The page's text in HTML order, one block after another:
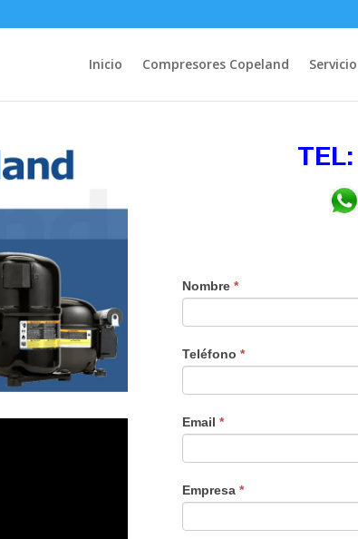
Inicio Compresores Copeland
Nombre *
Teléfono *
Email *
Empresa *